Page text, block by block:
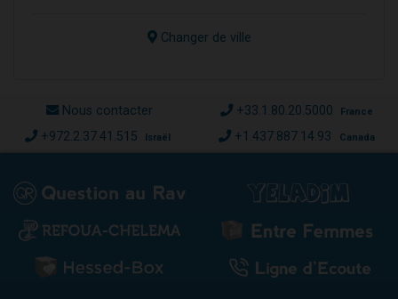
Changer de ville
Nous contacter +33.1.80.20.5000 France
+972.2.37.41.515 Israël +1.437.887.14.93 Canada